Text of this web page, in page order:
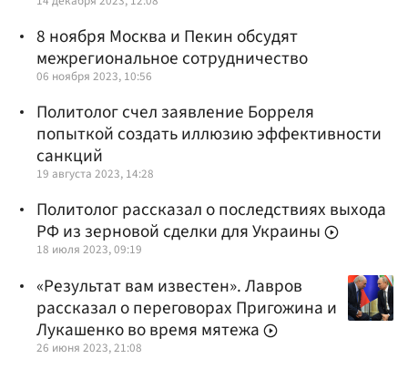
8 ноября Москва и Пекин обсудят
межрегиональное сотрудничество
06 ноября 2023, 10:56
Политолог счел заявление Борреля
попыткой создать иллюзию эффективности
санкций
19 августа 2023, 14:28
Политолог рассказал о последствиях выхода
РФ из зерновой сделки для Украины
18 июля 2023, 09:19
«Результат вам известен». Лавров
рассказал о переговорах Пригожина и
Лукашенко во время мятежа
26 июня 2023, 21:08